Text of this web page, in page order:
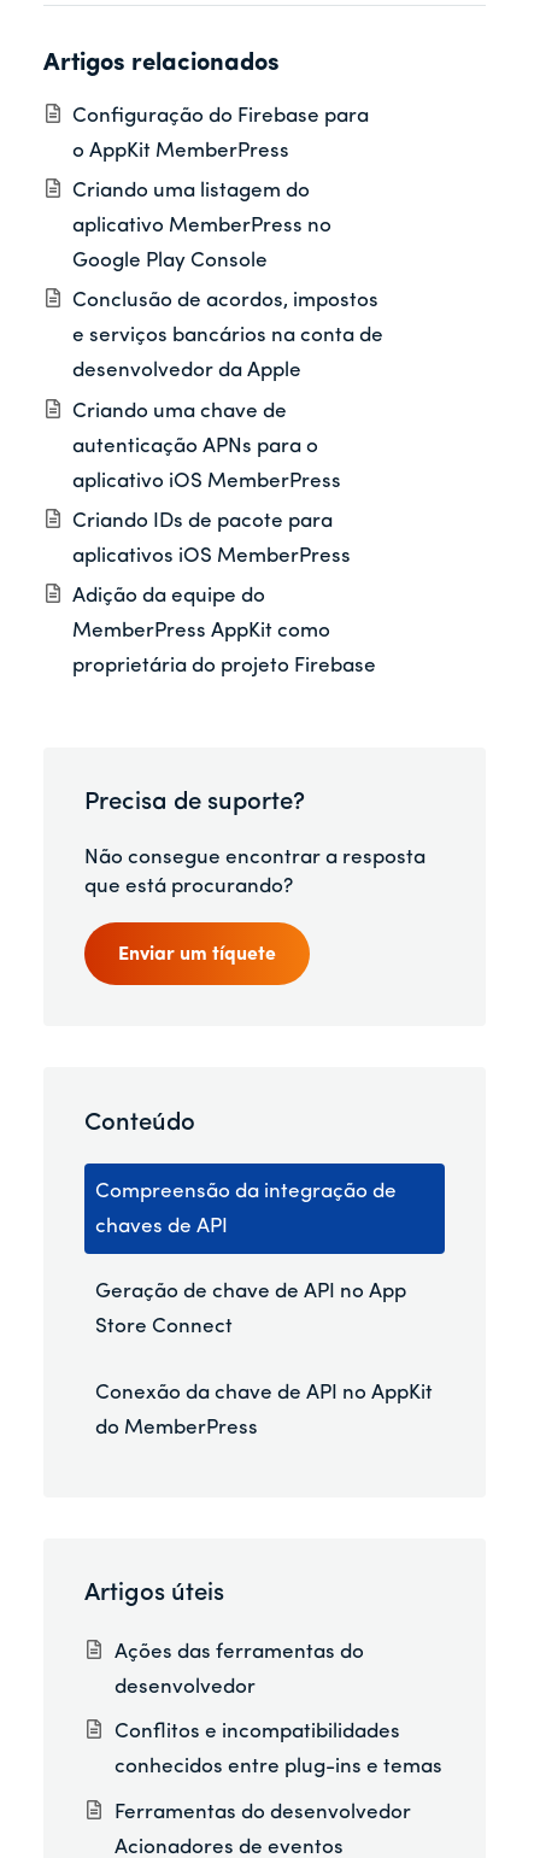
Artigos relacionados
Configuração do Firebase para
o AppKit MemberPress
Criando uma listagem do
aplicativo MemberPress no
Google Play Console
Conclusão de acordos, impostos
e serviços bancários na conta de
desenvolvedor da Apple
Criando uma chave de
autenticação APNs para o
aplicativo iOS MemberPress
Criando IDs de pacote para
aplicativos iOS MemberPress
Adição da equipe do
MemberPress AppKit como
proprietária do projeto Firebase
Precisa de suporte?
Não consegue encontrar a resposta
que está procurando?
Enviar um tíquete
Conteúdo
Compreensão da integração de
chaves de API
Geração de chave de API no App
Store Connect
Conexão da chave de API no AppKit
do MemberPress
Artigos úteis
Ações das ferramentas do
desenvolvedor
Conflitos e incompatibilidades
conhecidos entre plug-ins e temas
Ferramentas do desenvolvedor
Acionadores de eventos